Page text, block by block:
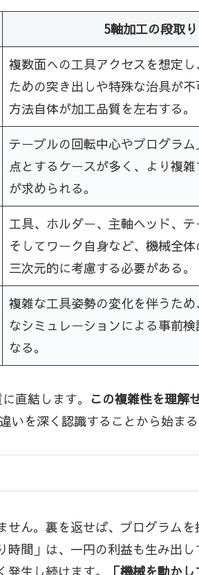
5軸加工の段取り
複数面への工具アクセスを想定
ための突き出しや特殊な治具が
方法自体が加工品質を左右する。
テーブルの回転中心やプログラ
点とするケースが多く、より複
が求められる。
工具、ホルダー、主軸ヘッド、テ
そしてワーク自身など、機械全
三次元的に考慮する必要がある。
複雑な工具姿勢の変化を伴うた
なシミュレーションによる事前
なる。
直結します。 この複雑性を理解
を深く認識することから始まる
ん。裏を返せば、プログラムを
間」は、一円の利益も生み出し
生し続けます。
「機械を動か